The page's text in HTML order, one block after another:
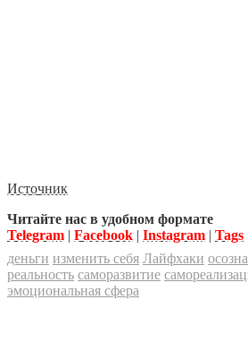
Источник
Читайте нас в удобном формате
Telegram | Facebook | Instagram | Tags
деньги изменить себя Лайфхаки
реальность саморазвитие
эмоциональная сфера